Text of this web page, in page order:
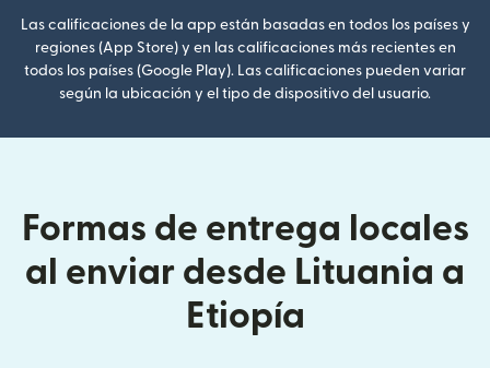
Las calificaciones de la app están basadas en todos los países y
regiones (App Store) y en las calificaciones más recientes en
todos los países (Google Play). Las calificaciones pueden variar
según la ubicación y el tipo de dispositivo del usuario.
Formas de entrega locales
al enviar desde Lituania a
Etiopía